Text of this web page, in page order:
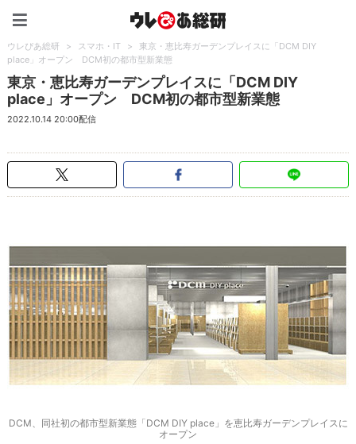
ウレぴあ総研 > スマホ・IT >
東京・恵比寿ガーデンプレイスに「DCM DIY
place」オープン DCM初の都市型新業態
東京・恵比寿ガーデンプレイスに「DCM DIY
place」オープン DCM初の都市型新業態
2022.10.14 20:00配信
DCM、同社初の都市型新業態「DCM DIY place」を恵比寿ガーデンプレイスに
オープン